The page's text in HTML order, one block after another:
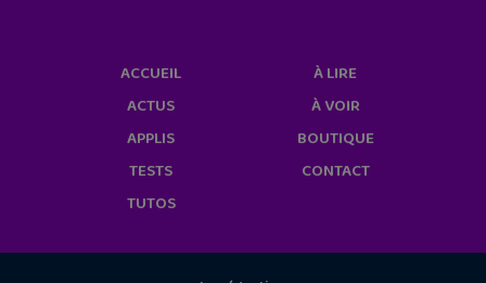
ACCUEIL
ACTUS
APPLIS
TESTS
TUTOS
À LIRE
À VOIR
BOUTIQUE
CONTACT